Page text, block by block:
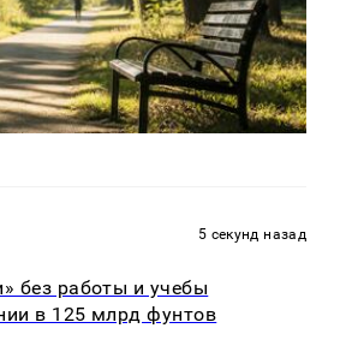
5 секунд назад
без работы и учебы
в 125 млрд фунтов